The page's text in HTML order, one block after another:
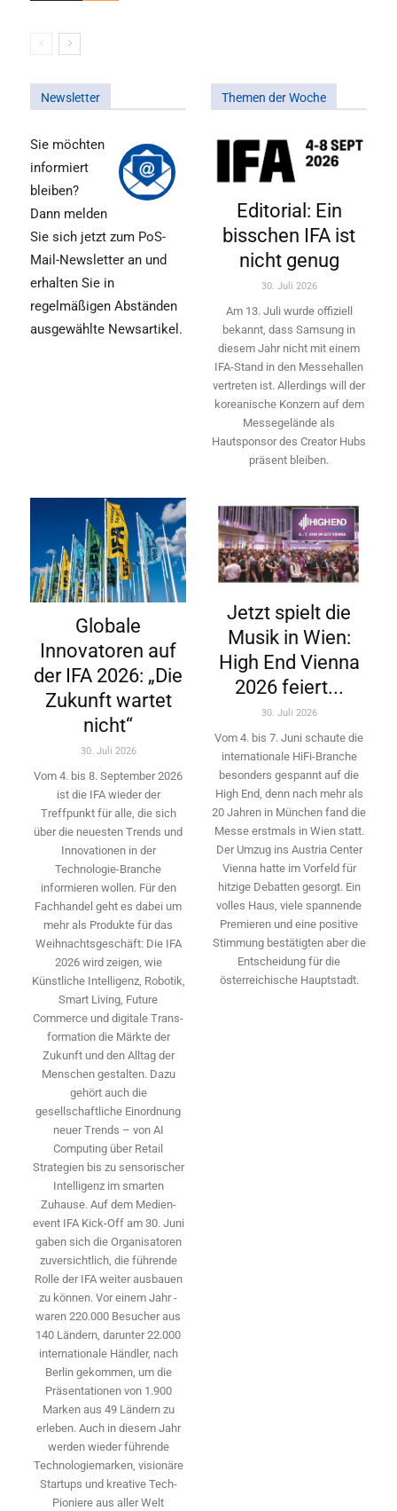
Newsletter
Sie möchten
informiert
bleiben?
Dann melden
Sie sich jetzt zum PoS-
Mail-Newsletter an und
erhalten Sie in
regelmäßigen Abständen
ausgewählte Newsartikel.
Themen der Woche
Editorial: Ein
bisschen IFA ist
nicht genug
30. Juli 2026
Am 13. Juli wurde offiziell
bekannt, dass Samsung in
diesem Jahr nicht mit einem
IFA-Stand in den Messehallen
vertreten ist. Allerdings will ­der
koreanische Konzern auf dem
Messegelände als
Hautsponsor des Creator Hubs
präsent bleiben.
Globale
Innovatoren auf
der IFA 2026: „Die
Zukunft wartet
nicht“
30. Juli 2026
Vom 4. bis 8. September 2026
ist die IFA wieder der
Treffpunkt für alle, die sich
über die neuesten Trends und
Innovationen in der
Technologie-­Branche
informieren wollen. Für den
Fachhandel geht es dabei um
mehr als Produkte für das
Weihnachtsgeschäft: Die IFA
2026 wird ­zeigen, wie
Künstliche Intelligenz, Robotik,
Smart Living, Future
Commerce und digitale Trans­
formation die Märkte der
Zukunft und den Alltag der
Menschen gestalten. Dazu
gehört auch die
gesellschaftliche Einordnung
neuer Trends – von AI
Computing über Retail
Strategien bis zu sensorischer
Intelligenz im smarten
Zuhause. Auf dem Medien­
event IFA Kick-Off am 30. Juni
gaben sich die Organisatoren
zuversichtlich, die führende
Rolle der IFA weiter ausbauen
zu können. Vor einem Jahr ­
waren 220.000 Besucher aus
140 ­Ländern, ­darunter 22.000
internationale Händler, nach
Berlin gekommen, um die
Präsen­tationen von 1.900
Marken aus 49 Ländern zu
erleben. Auch in diesem Jahr
werden wieder führende
Technologiemarken, visionäre
Startups und ­kreative Tech-
Pioniere aus aller Welt
Jetzt spielt die
Musik in Wien:
High End Vienna
2026 feiert...
30. Juli 2026
Vom 4. bis 7. Juni schaute die
internationale HiFi-Branche
besonders gespannt auf die
High End, denn nach mehr als
20 Jahren in München fand die
Messe erstmals in Wien statt.
Der Umzug ins Austria Center
Vienna hatte im Vorfeld für
hitzige Debatten gesorgt. Ein
volles Haus, viele spannende
Premieren und eine positive
Stimmung bestätigten aber die
Entscheidung für die
österreichische Hauptstadt.